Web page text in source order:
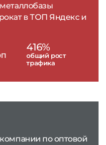
в ТОП Яндекс и
416%
общий рост
трафика
по оптовой